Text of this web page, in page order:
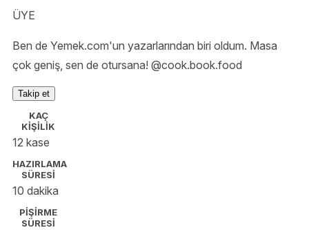
ÜYE
Ben de Yemek.com'un yazarlarından biri oldum. Masa
çok geniş, sen de otursana! @cook.book.food
Takip et
KAÇ
KİŞİLİK
12 kase
HAZIRLAMA
SÜRESİ
10 dakika
PİŞİRME
SÜRESİ